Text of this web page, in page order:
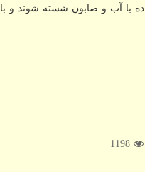
با آب و صابون شسته شوند و با
1198